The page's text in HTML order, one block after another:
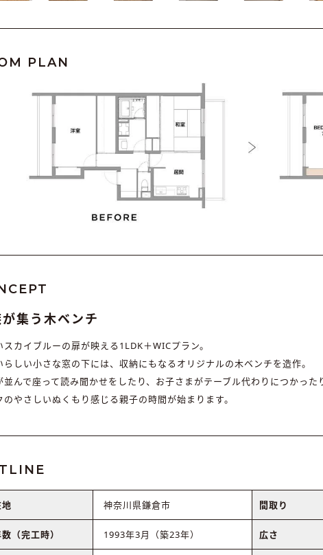
PLAN
集う木ベンチ
スカイブルーの扉が映える1LDK＋WICプラン。
らしい小さな窓の下には、収納にもなるオリジナルの木ベンチを造作。
並んで座って読み聞かせをしたり、お子さまがテーブル代わりにつかった
のやさしいぬくもり感じる親子の時間が始まります。
神奈川県鎌倉市 間取り
（完工時） 1993年3月（築23年） 広さ